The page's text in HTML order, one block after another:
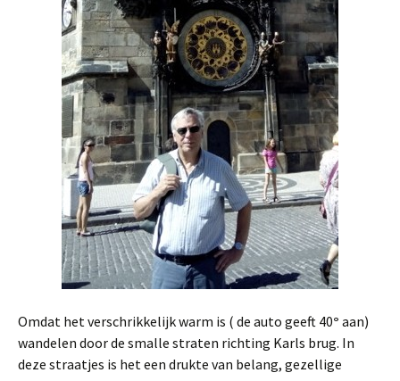
Omdat het verschrikkelijk warm is ( de auto geeft 40° aan)
wandelen door de smalle straten richting Karls brug. In
deze straatjes is het een drukte van belang, gezellige